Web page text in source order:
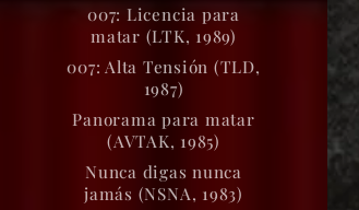
007: Licencia para
matar (LTK, 1989)
007: Alta Tensión (TLD,
1987)
Panorama para matar
(AVTAK, 1985)
Nunca digas nunca
jamás (NSNA, 1983)